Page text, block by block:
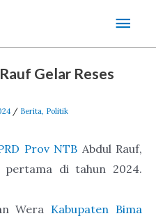
Gelar Reses
/ Berita, Politik
Prov NTB Abdul Rauf,
pertama di tahun 2024.
Wera Kabupaten Bima